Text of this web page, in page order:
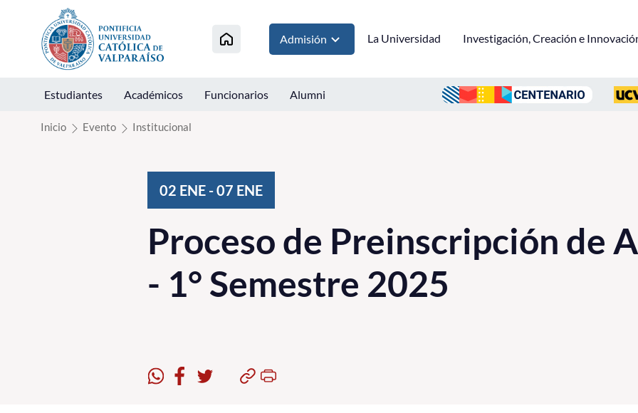
Click acá para ir directamente al contenido
Admisión La Universidad Investigación, Creación e
Estudiantes Académicos Funcionarios Alumni
Inicio Evento Institucional
02 ENE -07 ENE
Proceso de Preinscripción de
- 1° Semestre 2025